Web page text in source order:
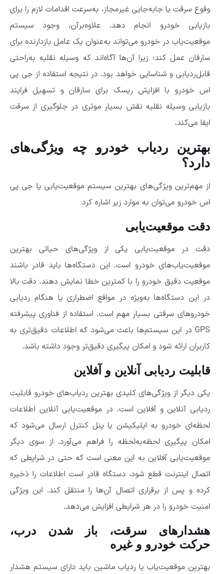
وقوع سرقت یا جابه‌جایی غیرمجاز، به‌سرعت اقدامات لازم را برای
بازیابی خودرو انجام دهد. علاوه‌برآن، وجود سیستم
موقعیت‌یاب در خودرو می‌تواند به‌عنوان یک عامل بازدارنده برای
سارقان عمل کند؛ زیرا آن‌ها آگاه‌اند که وسیله نقلیه به‌راحتی
قابل‌ردیابی و شناسایی خواهد بود. در نتیجه استفاده از جی پی
اس خودرو با افزایش ریسک برای سارقان و تسهیل فرایند
بازیابی وسیله نقلیه نقش بسیار موثری در جلوگیری از سرقت
ایفا می‌کند.
بهترین ردیاب خودرو چه ویژگی‌های
دارد؟
از مهم‌ترین ویژگی‌های بهترین سیستم موقعیت‌یابی یا جی پی
اس خودرو می‌توان به موارد زیر اشاره کرد:
دقت موقعیت‌یابی
دقت در موقعیت‌یابی یکی از ویژگی‌های حیاتی بهترین
موقعیت‌یاب‌های خودرو است. این دستگاه‌ها باید قادر باشند
موقعیت دقیق خودرو را با کمترین خطا نمایش دهند. دقت بالا
در این دستگاه‌ها به‌ویژه در مواقع اضطراری یا هنگام ردیابی
خودروهای سرقتی بسیار مهم است. استفاده از فناوری‌ پیشرفته
GPS در این سیستم‌ها باعث می‌شود که اطلاعات دقیق‌تری به
کاربران ارائه شود و امکان پیگیری دقیق‌تر وجود داشته باشد.
قابلیت ردیابی آنلاین و آفلاین
یکی دیگر از ویژگی‌های کلیدی بهترین ردیاب‌های خودرو قابلیت
ردیابی آنلاین و آفلاین است. در موقعیت‌یابی آنلاین اطلاعات
لحظه‌ای خودرو به اپلیکیشن یا پنل کنترل ارسال می‌شود که
امکان پیگیری لحظه‌به‌لحظه را فراهم می‌آورد. از سوی دیگر
موقعیت‌یابی آفلاین به این معنی است که حتی در شرایطی که
اتصال اینترنت قطع شود، دستگاه قادر است اطلاعات را ذخیره
کرده و پس از برقراری اتصال آن‌ها را منتقل کند. این ویژگی
امنیت خودرو را در هر شرایطی افزایش می‌دهد.
هشدارهای سرقت، باز شدن درب،
حرکت خودرو و غیره
بهترین موقعیت‌یاب یا ردیاب ماشین باید دارای سیستم هشدار